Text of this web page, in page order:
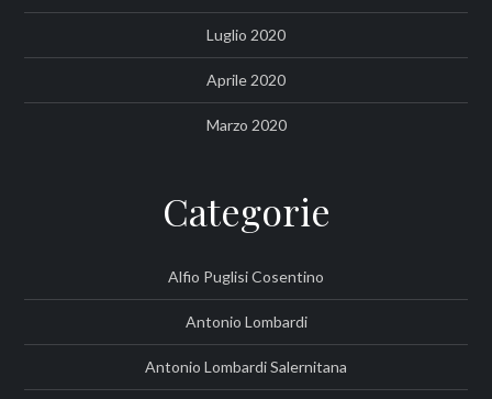
Luglio 2020
Aprile 2020
Marzo 2020
Categorie
Alfio Puglisi Cosentino
Antonio Lombardi
Antonio Lombardi Salernitana